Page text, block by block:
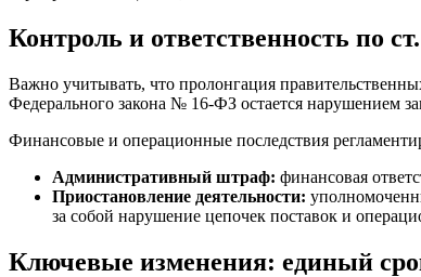
Контроль и ответственность по
Важно учитывать, что пролонгация
Федерального закона № 16-ФЗ остается нарушением
Финансовые и операционные последствия
Административный штраф: финансовая
Приостановление деятельности:
за собой нарушение цепочек поставок и
Ключевые изменения: единый